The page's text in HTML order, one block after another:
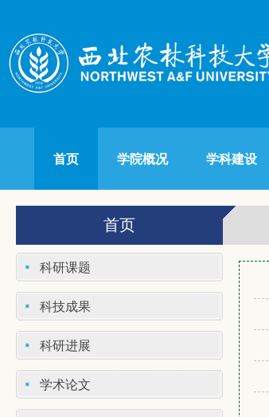
首页 学院概况 学科建设
首页
科研课题
科技成果
科研进展
学术论文